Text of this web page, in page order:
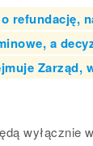
refundację,
a
Zarząd,
wyłącznie